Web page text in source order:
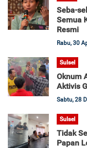
Seba-
Semua
Resmi
Rabu, 30
Sulsel
Oknum
Aktivis
Sabtu, 28
Sulsel
Tidak
Papan